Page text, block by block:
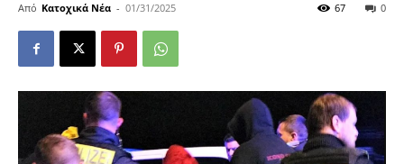
Από Κατοχικά Νέα - 01/31/2025 0
67